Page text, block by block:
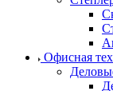
Офисная